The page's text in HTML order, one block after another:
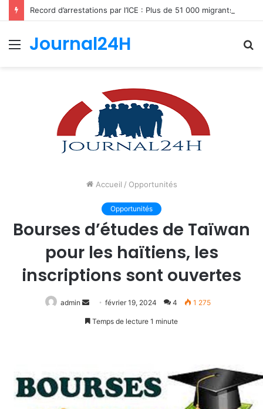
Menu
Journal24H
Accueil / Opportunités
Opportunités
Bourses d’études de Taïwan
pour les haïtiens, les
inscriptions sont ouvertes
admin
Envoyer
un
février 19, 2024 4 1 275
Temps de lecture 1 minute